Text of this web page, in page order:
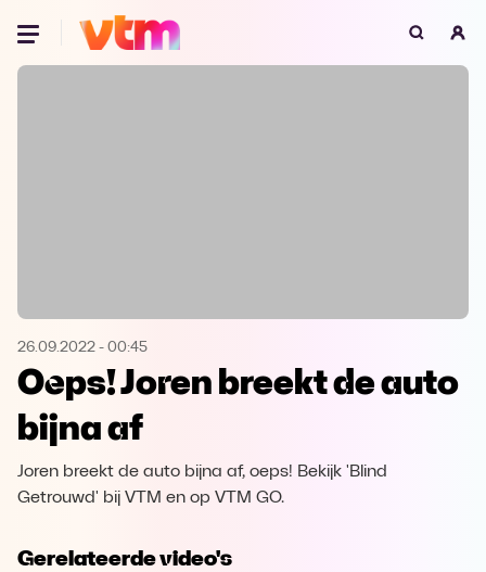
Oeps, browser niet ondersteund
Microsoft Edge Download
Opera
26.09.2022 - 00:45
Oeps! Joren breekt de auto
bijna af
Joren breekt de auto bijna af, oeps! Bekijk 'Blind
Getrouwd' bij VTM en op VTM GO.
Gerelateerde video's